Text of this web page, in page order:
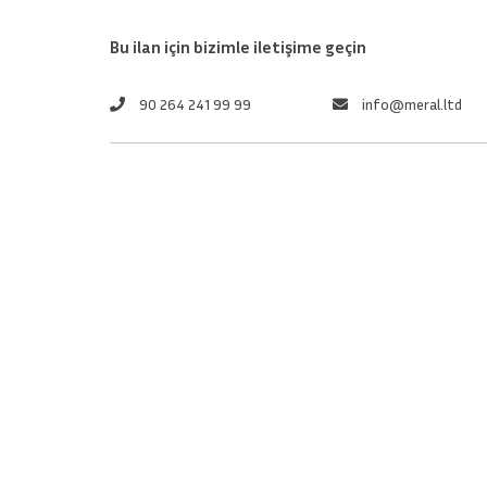
Bu ilan için bizimle iletişime geçin
90 264 241 99 99 info@meral.ltd